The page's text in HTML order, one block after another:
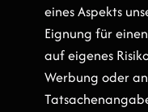
eines Aspekts
Eignung für
auf eigenes
Werbung oder